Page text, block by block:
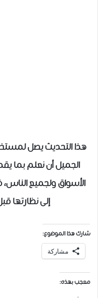
هذا التحديث يصل
الجميل أن نعلم بما
الأسواق ولجميع الناس،
إلى
شارك هذا الموضوع:
مشاركة
معجب بهذه: